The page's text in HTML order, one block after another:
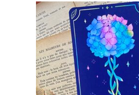
AJOUTER AU PANIER